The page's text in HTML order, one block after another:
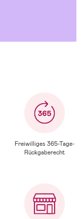
Freiwilliges 365-Tage-
Rückgaberecht